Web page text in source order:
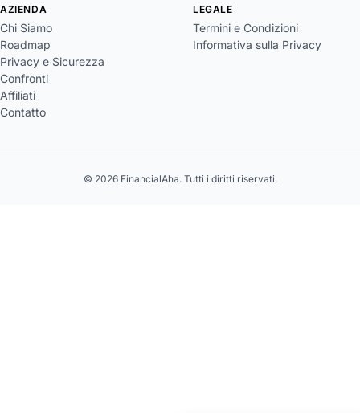
AZIENDA
Chi Siamo
Roadmap
Privacy e Sicurezza
Confronti
Affiliati
Contatto
LEGALE
Termini e Condizioni
Informativa sulla Privacy
© 2026 FinancialAha. Tutti i diritti riservati.